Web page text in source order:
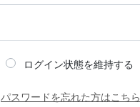
ログイン状態を維持する
パスワードを忘れた方はこちら